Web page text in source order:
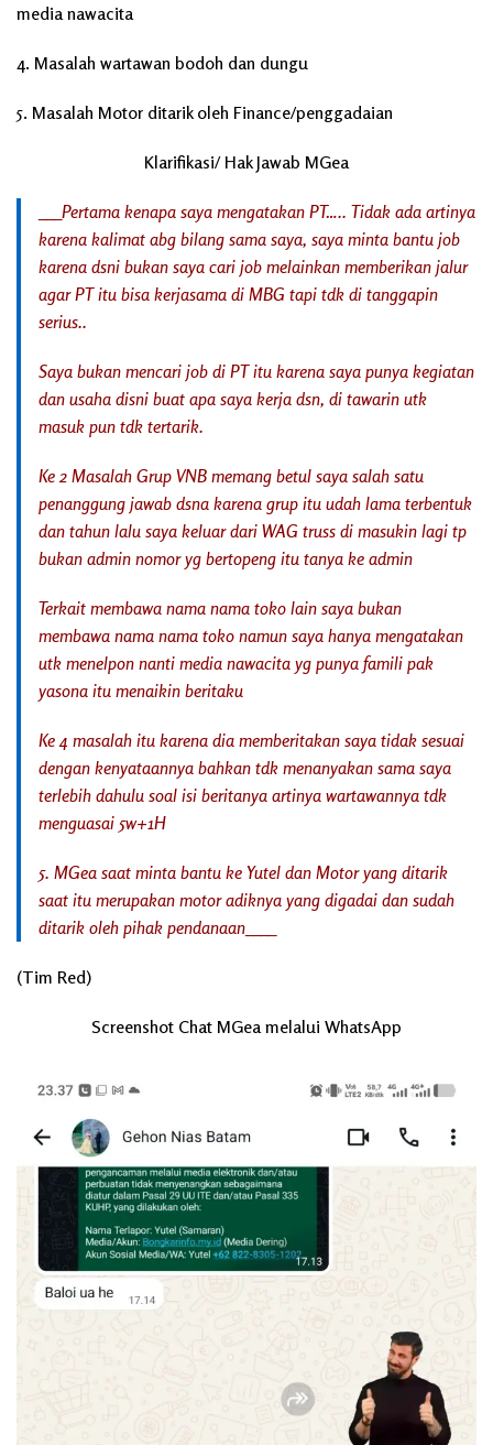
media nawacita
4. Masalah wartawan bodoh dan dungu
5. Masalah Motor ditarik oleh Finance/penggadaian
Klarifikasi/ Hak Jawab MGea
___Pertama kenapa saya mengatakan PT….. Tidak ada artinya
karena kalimat abg bilang sama saya, saya minta bantu job
karena dsni bukan saya cari job melainkan memberikan jalur
agar PT itu bisa kerjasama di MBG tapi tdk di tanggapin
serius..
Saya bukan mencari job di PT itu karena saya punya kegiatan
dan usaha disni buat apa saya kerja dsn, di tawarin utk
masuk pun tdk tertarik.
Ke 2 Masalah Grup VNB memang betul saya salah satu
penanggung jawab dsna karena grup itu udah lama terbentuk
dan tahun lalu saya keluar dari WAG truss di masukin lagi tp
bukan admin nomor yg bertopeng itu tanya ke admin
Terkait membawa nama nama toko lain saya bukan
membawa nama nama toko namun saya hanya mengatakan
utk menelpon nanti media nawacita yg punya famili pak
yasona itu menaikin beritaku
Ke 4 masalah itu karena dia memberitakan saya tidak sesuai
dengan kenyataannya bahkan tdk menanyakan sama saya
terlebih dahulu soal isi beritanya artinya wartawannya tdk
menguasai 5w+1H
5. MGea saat minta bantu ke Yutel dan Motor yang ditarik
saat itu merupakan motor adiknya yang digadai dan sudah
ditarik oleh pihak pendanaan____
(Tim Red)
Screenshot Chat MGea melalui WhatsApp